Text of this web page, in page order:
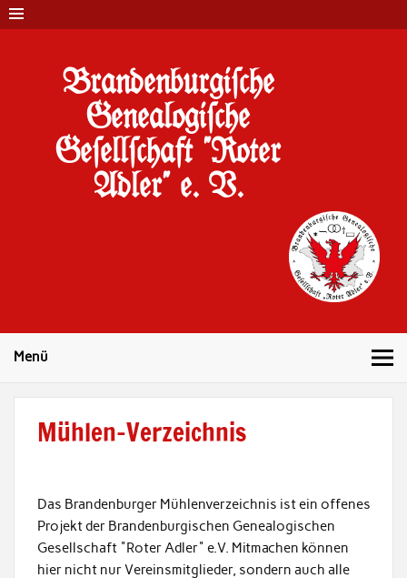
Brandenburgi#che
Genealogi#che
Ge#ell#chaft "Roter
Adler" e. V.
Menü
Mühlen-Verzeichnis
Das Brandenburger Mühlenverzeichnis ist ein offenes
Projekt der Brandenburgischen Genealogischen
Gesellschaft "Roter Adler" e.V. Mitmachen können
hier nicht nur Vereinsmitglieder, sondern auch alle